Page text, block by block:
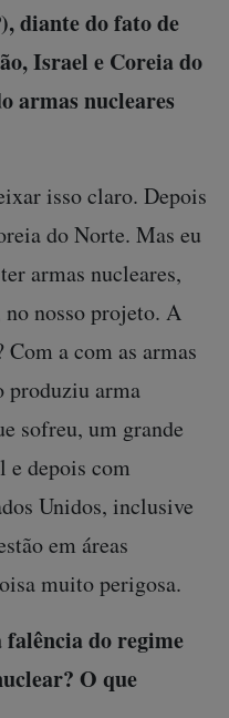
diante do fato de
Israel e Coreia do
armas nucleares
isso claro. Depois
do Norte. Mas eu
armas nucleares,
no nosso projeto. A
a com as armas
produziu arma
sofreu, um grande
e depois com
Unidos, inclusive
em áreas
muito perigosa.
do regime
O que